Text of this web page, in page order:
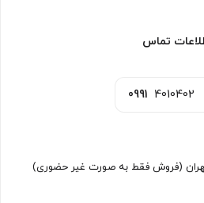
تماس
0991 4010402
(فروش فقط به صورت غیر حضوری)